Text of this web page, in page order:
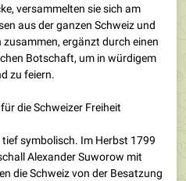
ergänzt durch einen
Botschaft, um in würdigem
zu feiern.
die Schweizer Freiheit
symbolisch. Im Herbst 1799
die Schweiz von der Besatzung
Napoleons. Während
weilte, hatten seine Generäle